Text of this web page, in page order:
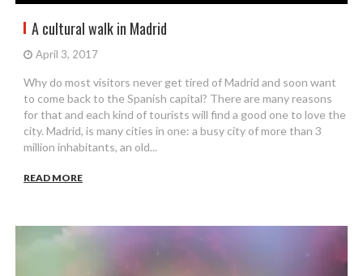
A cultural walk in Madrid
April 3, 2017
Why do most visitors never get tired of Madrid and soon want
to come back to the Spanish capital? There are many reasons
for that and each kind of tourists will find a good one to love the
city. Madrid, is many cities in one: a busy city of more than 3
million inhabitants, an old...
READ MORE